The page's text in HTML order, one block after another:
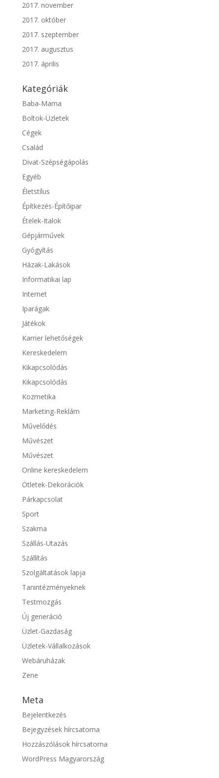
2017. november
2017. október
2017. szeptember
2017. augusztus
2017. április
Kategóriák
Baba-Mama
Boltok-Üzletek
Cégek
Család
Divat-Szépségápolás
Egyéb
Életstílus
Építkezés-Építőipar
Ételek-Italok
Gépjárművek
Gyógyítás
Házak-Lakások
Informatikai lap
Internet
Iparágak
Játékok
Karrier lehetőségek
Kereskedelem
Kikapcsolódás
Kikapcsolódás
Kozmetika
Marketing-Reklám
Művelődés
Művészet
Művészet
Online kereskedelem
Ötletek-Dekorációk
Párkapcsolat
Sport
Szakma
Szállás-Utazás
Szállítás
Szolgáltatások lapja
Tanintézményeknek
Testmozgás
Új generáció
Üzlet-Gazdaság
Üzletek-Vállalkozások
Webáruházak
Zene
Meta
Bejelentkezés
Bejegyzések hírcsatorna
Hozzászólások hírcsatorna
WordPress Magyarország